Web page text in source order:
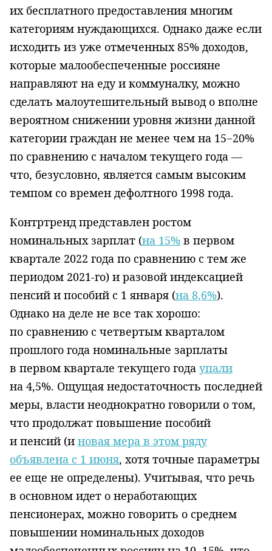
их бесплатного предоставления многим
категориям нуждающихся. Однако даже если
исходить из уже отмеченных 85% доходов,
которые малообеспеченные россияне
направляют на еду и коммуналку, можно
сделать малоутешительный вывод о вполне
вероятном снижении уровня жизни данной
категории граждан не менее чем на 15−20%
по сравнению с началом текущего года —
что, безусловно, является самым высоким
темпом со времен дефолтного 1998 года.
Контртренд представлен ростом
номинальных зарплат (на 15% в первом
квартале 2022 года по сравнению с тем же
периодом 2021-го) и разовой индексацией
пенсий и пособий с 1 января (на 8,6%).
Однако на деле не все так хорошо:
по сравнению с четвертым кварталом
прошлого года номинальные зарплаты
в первом квартале текущего года упали
на 4,5%. Ощущая недостаточность последней
меры, власти неоднократно говорили о том,
что продолжат повышение пособий
и пенсий (и новая мера в этом ряду
объявлена с 1 июня, хотя точные параметры
ее еще не определены). Учитывая, что речь
в основном идет о неработающих
пенсионерах, можно говорить о среднем
повышении номинальных доходов